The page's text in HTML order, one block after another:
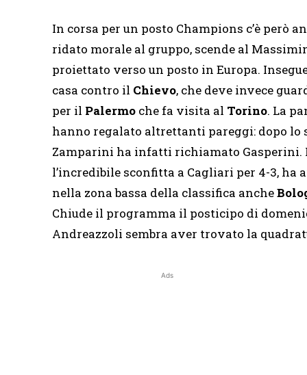
In corsa per un posto Champions c’è però
ridato morale al gruppo, scende al
proiettato verso un posto in Europa.
casa contro il Chievo, che deve invece
per il Palermo che fa visita al Torino. La
hanno regalato altrettanti pareggi: dopo lo
Zamparini ha infatti richiamato Gasperini.
l’incredibile sconfitta a Cagliari per 4-3,
nella zona bassa della classifica anche
Chiude il programma il posticipo di
Andreazzoli sembra aver trovato la
Ads